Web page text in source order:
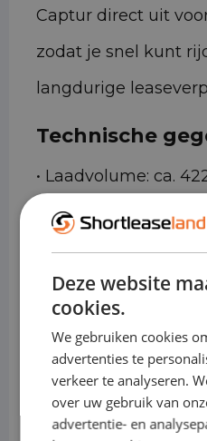
Captur direct uit
zodat je snel kunt
langdurige
Technische
• Laadvolume: ca.
(bagageruimte,
zetelconfiguratie)
• Laadvermogen:
• Trekgewicht: tot ca.
• Motoren
• Motoren (diesel):
Deze website
cookies.
We gebruiken cookies
advertenties te
verkeer te analyseren.
over uw gebruik van
advertentie- en